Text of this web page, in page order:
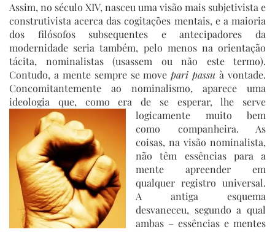
Assim, no século XIV, nasceu uma visão mais subjetivista e
construtivista acerca das cogitações mentais, e a maioria
dos filósofos subsequentes e antecipadores da
modernidade seria também, pelo menos na orientação
tácita, nominalistas (usassem ou não este termo).
Contudo, a mente sempre se movepari passu à vontade.
Concomitantemente ao nominalismo, aparece uma
ideologia que, como era de se esperar, lhe serve
logicamente muito bem
como companheira. As
coisas, na visão nominalista,
não têm essências para a
mente apreender em
qualquer registro universal.
A antiga esquema
desvaneceu, segundo a qual
ambas – essências e mentes